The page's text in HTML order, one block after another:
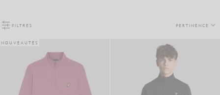
FILTRES PERTINENCE
NOUVEAUTÉS